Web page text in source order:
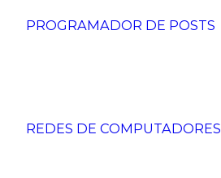
PROGRAMADOR DE POSTS
REDES DE COMPUTADORES